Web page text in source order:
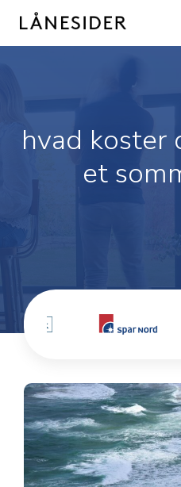
content
hvad koster
et